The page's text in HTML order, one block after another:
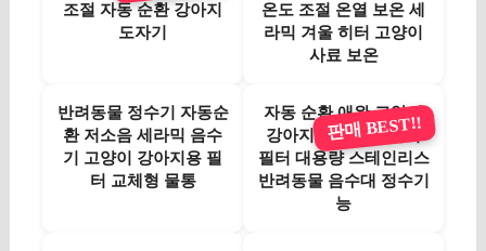
조절 자동 순환 강아지
도자기
온도 조절 온열 보온 세
라믹 겨울 히터 고양이
사료 보온
반려동물 정수기 자동순
환 저소음 세라믹 음수
기 고양이 강아지용 필
터 교체형 물통
자동 순환 애완 고양이
강아지 정수기 세라믹
필터 대용량 스테인리스
반려동물 음수대 정수기
능
판매 BEST!!